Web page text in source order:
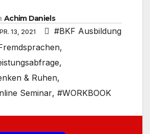
Achim Daniels
13, 2021
#BKF Ausbildung
,
,
& Ruhen,
Seminar, #WORKBOOK